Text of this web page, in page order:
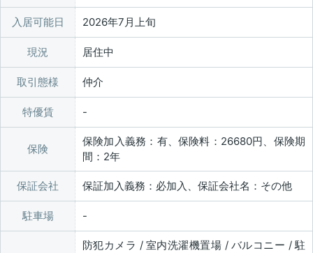
入居可能日 2026年7月上旬
現況 居住中
取引態様 仲介
特優賃
保険
保険加入義務：有、保険料：26680円、保険期
間：2年
保証会社 保証加入義務：必加入、保証会社名：その他
駐車場
防犯カメラ / 室内洗濯機置場 / バルコニー / 駐